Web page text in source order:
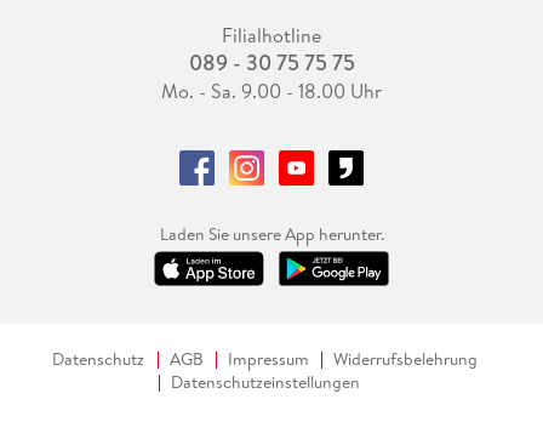
Filialhotline
089 - 30 75 75 75
Mo. - Sa. 9.00 - 18.00 Uhr
Laden Sie unsere App herunter.
Datenschutz AGB Impressum
Widerrufsbelehrung
Datenschutzeinstellungen